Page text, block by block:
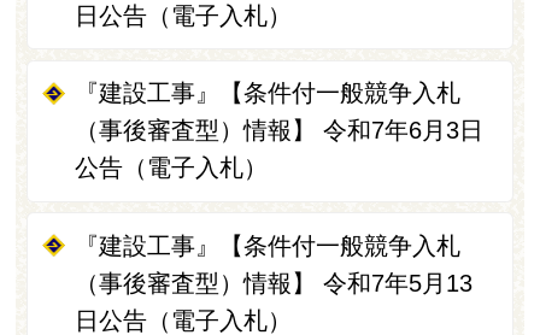
日公告（電子入札）
『建設工事』【条件付一般競争入札
（事後審査型）情報】 令和7年6月3日
公告（電子入札）
『建設工事』【条件付一般競争入札
（事後審査型）情報】 令和7年5月13
日公告（電子入札）